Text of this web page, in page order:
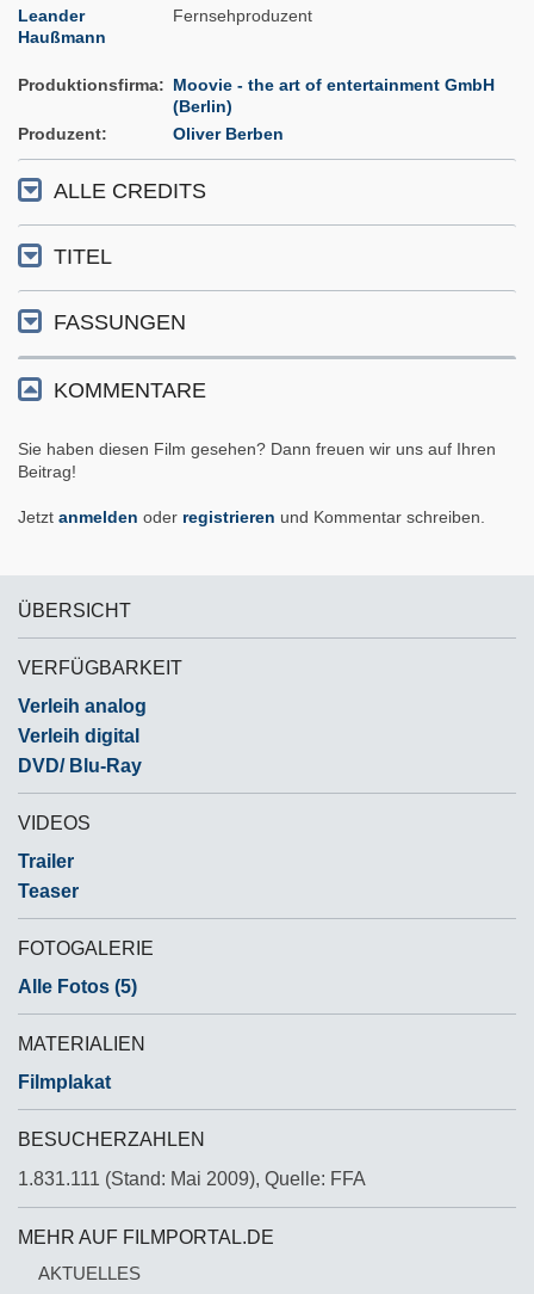
Leander
Haußmann
Fernsehproduzent
Produktionsfirma
Moovie - the art of entertainment GmbH
(Berlin)
Produzent
Oliver Berben
ALLE CREDITS
TITEL
FASSUNGEN
KOMMENTARE
Sie haben diesen Film gesehen? Dann freuen wir uns auf Ihren
Beitrag!
Jetzt anmelden oder registrieren und Kommentar schreiben.
ÜBERSICHT
VERFÜGBARKEIT
Verleih analog
Verleih digital
DVD/ Blu-Ray
VIDEOS
Trailer
Teaser
FOTOGALERIE
Alle Fotos (5)
MATERIALIEN
Filmplakat
BESUCHERZAHLEN
1.831.111 (Stand: Mai 2009), Quelle: FFA
MEHR AUF FILMPORTAL.DE
AKTUELLES